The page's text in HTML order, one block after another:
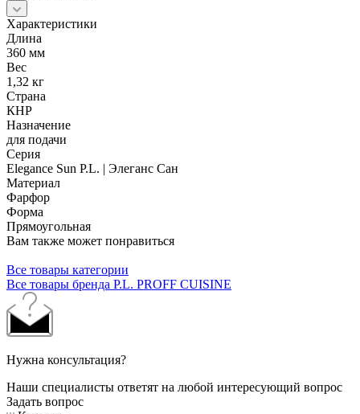
Характеристики
Длина
360 мм
Вес
1,32 кг
Страна
КНР
Назначение
для подачи
Серия
Elegance Sun P.L. | Элеганс Сан
Материал
Фарфор
Форма
Прямоугольная
Вам также может понравиться
Все товары категории
Все товары бренда P.L. PROFF CUISINE
Нужна консультация?
Наши специалисты ответят на любой интересующий вопрос
Задать вопрос